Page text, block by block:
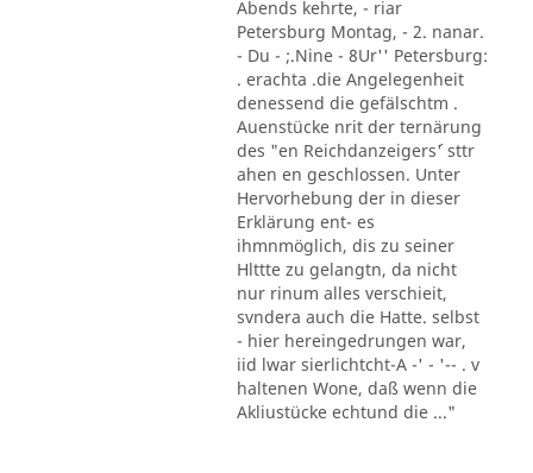
Abends kehrte, - riar
Petersburg Montag, - 2. nanar.
- Du - ;.Nine - 8Ur'' Petersburg:
. erachta .die Angelegenheit
denessend die gefälschtm .
Auenstücke nrit der ternärung
des "en Reichdanzeigers´' sttr
ahen en geschlossen. Unter
Hervorhebung der in dieser
Erklärung ent- es
ihmnmöglich, dis zu seiner
Hlttte zu gelangtn, da nicht
nur rinum alles verschieit,
svndera auch die Hatte. selbst
- hier hereingedrungen war,
iid lwar sierlichtcht-A -' - '-- . v
haltenen Wone, daß wenn die
Akliustücke echtund die ..."